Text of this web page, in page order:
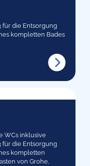
für die Entsorgung
kompletten Bades
WCs inklusive
für die Entsorgung
kompletten
von Grohe,